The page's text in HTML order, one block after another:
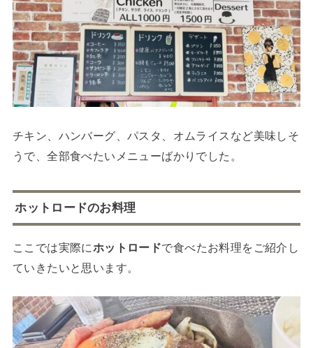
チキン、ハンバーグ、パスタ、オムライスなど美味しそ
うで、全部食べたいメニューばかりでした。
ホットロードのお料理
ここでは実際にホットロードで食べたお料理をご紹介し
ていきたいと思います。